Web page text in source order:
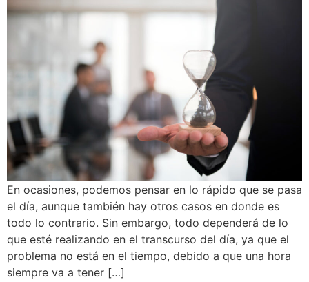
En ocasiones, podemos pensar en lo rápido que se pasa
el día, aunque también hay otros casos en donde es
todo lo contrario. Sin embargo, todo dependerá de lo
que esté realizando en el transcurso del día, ya que el
problema no está en el tiempo, debido a que una hora
siempre va a tener […]